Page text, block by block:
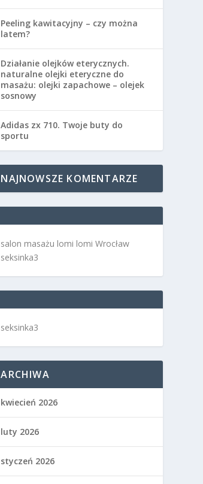
Peeling kawitacyjny – czy można
latem?
Działanie olejków eterycznych.
naturalne olejki eteryczne do
masażu: olejki zapachowe – olejek
sosnowy
Adidas zx 710. Twoje buty do
sportu
NAJNOWSZE KOMENTARZE
salon masażu lomi lomi Wrocław
seksinka3
seksinka3
ARCHIWA
kwiecień 2026
luty 2026
styczeń 2026